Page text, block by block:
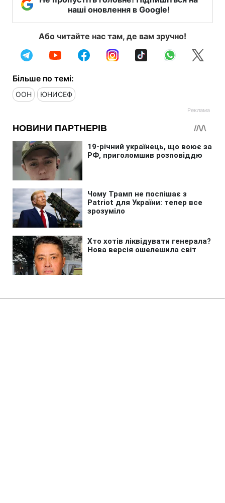
наші оновлення в Google!
Або читайте нас там, де вам зручно!
Більше по темі:
ООН ЮНИСЕФ